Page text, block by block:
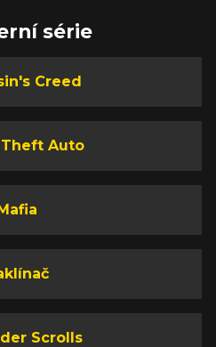
série
Creed
Theft Auto
Scrolls